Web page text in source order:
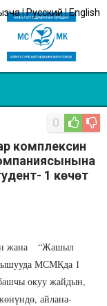
|Русский|English
комплексин
1 көчөт
0
жана “Жашыл
МСМКда 1
окуу жайдын,
айлана-